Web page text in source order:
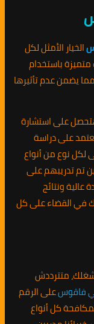
الخيار الأمثل لكل
باستخدام
يضمن عدم تأثيرها
معانا على الرقم 01010891953، هتحصل على استشارة
على دراسة
لكل نوع من أنواع
تم تدريبهم على
ونتائج
في القضاء على كل
متترددش
فاقوسعلى الرقم
لمكافحة كل أنواع